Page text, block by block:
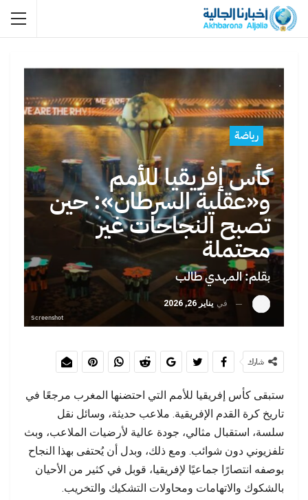
رياضة
كأس إفريقيا للأمم
و«عقلية السرطان»: حين
تصبح النجاحات غير
محتملة
بقلم: المهدي طالب
في يناير 26, 2026
Screenshot
شارك
ستبقى كأس إفريقيا للأمم التي احتضنها المغرب مرجعًا في
تاريخ كرة القدم الإفريقية. ملاعب حديثة، وسائل نقل
سلسة، استقبال مثالي، جودة عالية لأرضيات الملاعب، وبث
تلفزيوني دون شوائب. ومع ذلك، وبدل أن يُحتفى بهذا النجاح
بوصفه انتصارًا جماعيًا لإفريقيا، قوبل في كثير من الأحيان
بالشكوك والاتهامات ومحاولات التشكيك والتخريب.